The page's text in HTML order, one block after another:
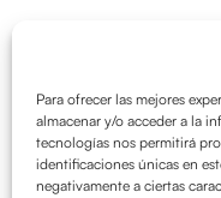
Para ofrecer las mejores
almacenar y/o acceder a la
tecnologías nos permitirá
identificaciones únicas en
negativamente a ciertas